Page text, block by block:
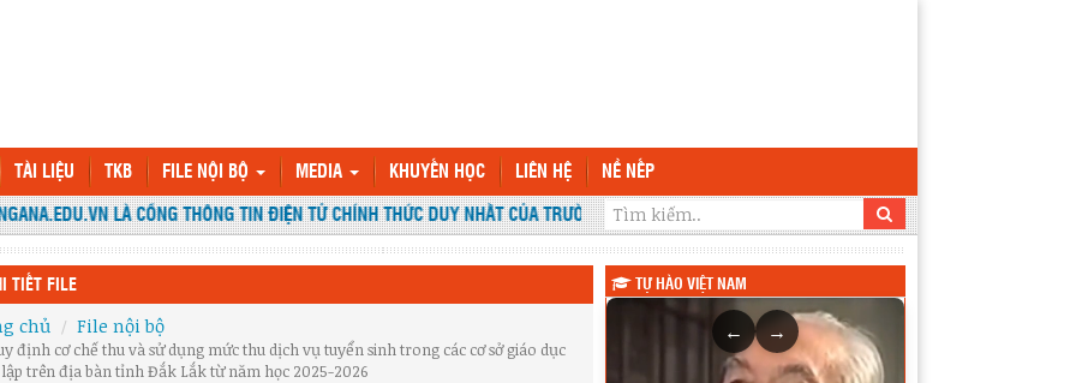
TÀI LIỆU TKB FILE NỘI BỘ MEDIA KHUYẾN HỌC LIÊN HỆ NỀ NẾP
LÀ CỔNG THÔNG TIN ĐIỆN TỬ CHÍNH THỨC DUY NHẤT CỦA TRƯỜNG THPT KRÔNG ANA
TIẾT FILE
chủ File nội bộ
định cơ chế thu và sử dụng mức thu dịch vụ tuyển sinh trong các cơ sở giáo dục
trên địa bàn tỉnh Đắk Lắk từ năm học 2025-2026
TỰ HÀO VIỆT NAM
← →